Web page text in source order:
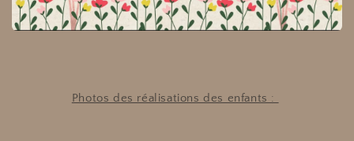
Photos des réalisations des enfants :